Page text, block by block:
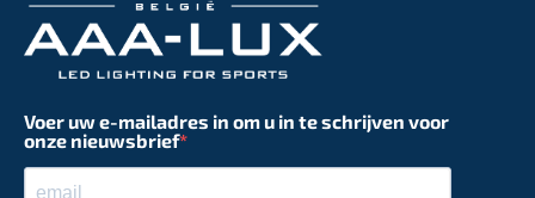
Voer uw e-mailadres in om u in te schrijven voor
onze nieuwsbrief